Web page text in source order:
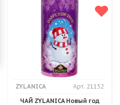
ZYLANICA
Арт. 21152
ЧАЙ ZYLANICA Новый год